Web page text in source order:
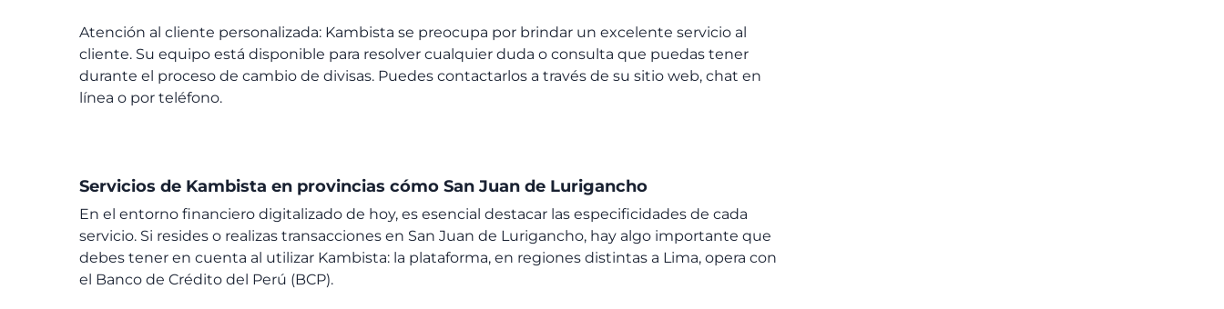
Atención al cliente personalizada: Kambista se preocupa por brindar un excelente servicio al
cliente. Su equipo está disponible para resolver cualquier duda o consulta que puedas tener
durante el proceso de cambio de divisas. Puedes contactarlos a través de su sitio web, chat en
línea o por teléfono.
Servicios de Kambista en provincias cómo San Juan de Lurigancho
En el entorno financiero digitalizado de hoy, es esencial destacar las especificidades de cada
servicio. Si resides o realizas transacciones en San Juan de Lurigancho, hay algo importante que
debes tener en cuenta al utilizar Kambista: la plataforma, en regiones distintas a Lima, opera con
el Banco de Crédito del Perú (BCP).